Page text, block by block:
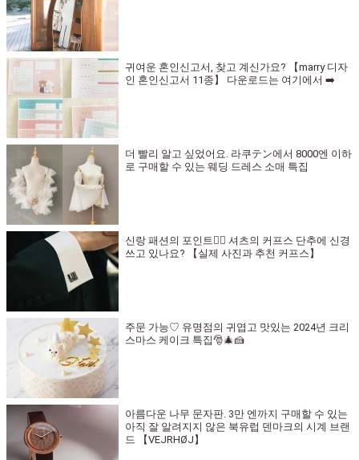
귀여운 혼인신고서, 찾고 계신가요? 【marry 디자
인 혼인신고서 11종】 다운로드는 여기에서 ➡️
더 빨리 알고 싶었어요. 라쿠テン에서 8000엔 이하
로 구매할 수 있는 웨딩 드레스 소매 특집
신랑 패션의 포인트🤵‍♂️ 셔츠의 커프스 단추에 신경
쓰고 있나요? 【실제 사진과 추천 커프스】
주문 가능♡ 유명점의 귀엽고 맛있는 2024년 크리
스마스 케이크 특집🎅🎄🍰
아름다운 나무 문자판. 3만 엔까지 구매할 수 있는
아직 잘 알려지지 않은 북유럽 덴마크의 시계 브랜
드 【VEJRHØJ】